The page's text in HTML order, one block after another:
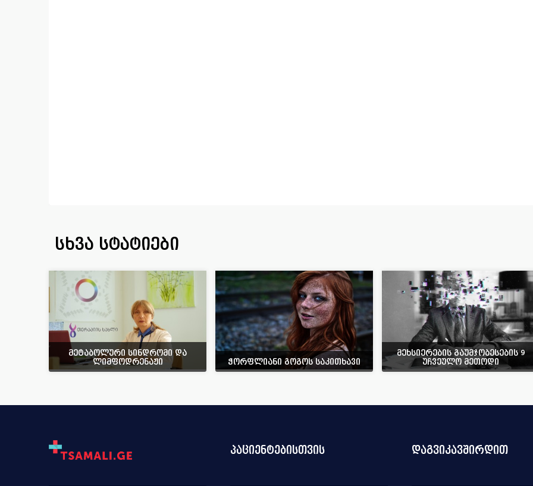
სხვა სტატიები
მეტაბოლური სინდრომი და
ლიმფოდრენაჟი
ჭორფლიანი გოგოს საკითხავი
მეხსიერების გაუმჯობესების 9
უჩვეულო მეთოდი
პაციენტებისთვის დაგვიკავშირდით